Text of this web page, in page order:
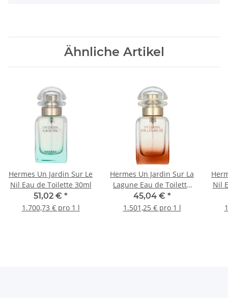
Ähnliche Artikel
Hermes Un Jardin Sur Le
Nil Eau de Toilette 30ml
51,02 € *
1.700,73 € pro 1 l
Hermes Un Jardin Sur La
Lagune Eau de Toilette
30ml
45,04 € *
1.501,25 € pro 1 l
Nil